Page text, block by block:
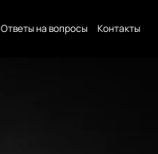
Ответы на вопросы Контакты